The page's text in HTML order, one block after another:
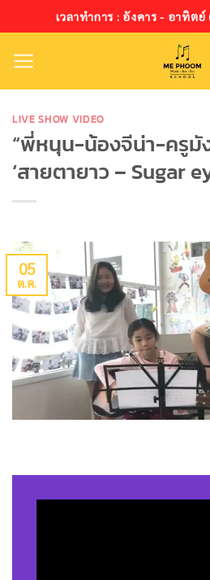
ไป
เนื้อหา
เวลาทำการ : อังคาร - อาทิต
LIVE SHOW VIDEO
“พี่หนุน-น้องจีน่า-ครูมั
‘สายตายาว – Sugar
05
ต.ค.